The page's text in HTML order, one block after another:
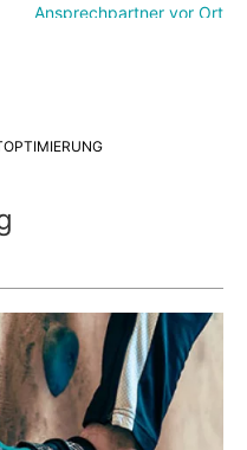
Ansprechpartner vor Ort